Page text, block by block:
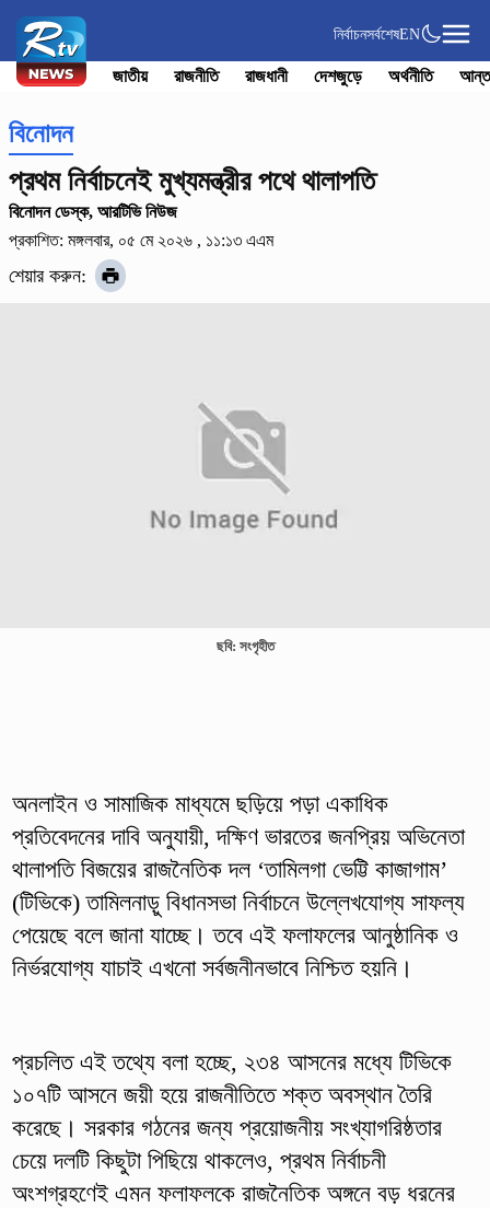
নির্বাচনসর্বশেষEN
জাতীয় রাজনীতি রাজধানী দেশজুড়ে অর্থনীতি
বিনোদন
প্রথম নির্বাচনেই মুখ্যমন্ত্রীর পথে থালাপতি
বিনোদন ডেস্ক, আরটিভি নিউজ
প্রকাশিত: মঙ্গলবার, ০৫ মে ২০২৬ , ১১:১৩ এএম
শেয়ার করুন:
ছবি: সংগৃহীত
অনলাইন ও সামাজিক মাধ্যমে ছড়িয়ে পড়া একাধিক
প্রতিবেদনের দাবি অনুযায়ী, দক্ষিণ ভারতের জনপ্রিয় অভিনেতা
থালাপতি বিজয়ের রাজনৈতিক দল ‘তামিলগা ভেট্টি কাজাগাম’
(টিভিকে) তামিলনাড়ু বিধানসভা নির্বাচনে উল্লেখযোগ্য সাফল্য
পেয়েছে বলে জানা যাচ্ছে। তবে এই ফলাফলের আনুষ্ঠানিক ও
নির্ভরযোগ্য যাচাই এখনো সর্বজনীনভাবে নিশ্চিত হয়নি।
প্রচলিত এই তথ্যে বলা হচ্ছে, ২৩৪ আসনের মধ্যে টিভিকে
১০৭টি আসনে জয়ী হয়ে রাজনীতিতে শক্ত অবস্থান তৈরি
করেছে। সরকার গঠনের জন্য প্রয়োজনীয় সংখ্যাগরিষ্ঠতার
চেয়ে দলটি কিছুটা পিছিয়ে থাকলেও, প্রথম নির্বাচনী
অংশগ্রহণেই এমন ফলাফলকে রাজনৈতিক অঙ্গনে বড় ধরনের